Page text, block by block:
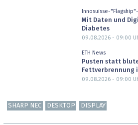
Innosuisse-
Mit Daten und
Diabetes
09.08.2026 - 09:00
ETH News
Pusten statt
Fettverbrennung
09.08.2026 - 09:00
SHARP NEC DESKTOP DISPLAY